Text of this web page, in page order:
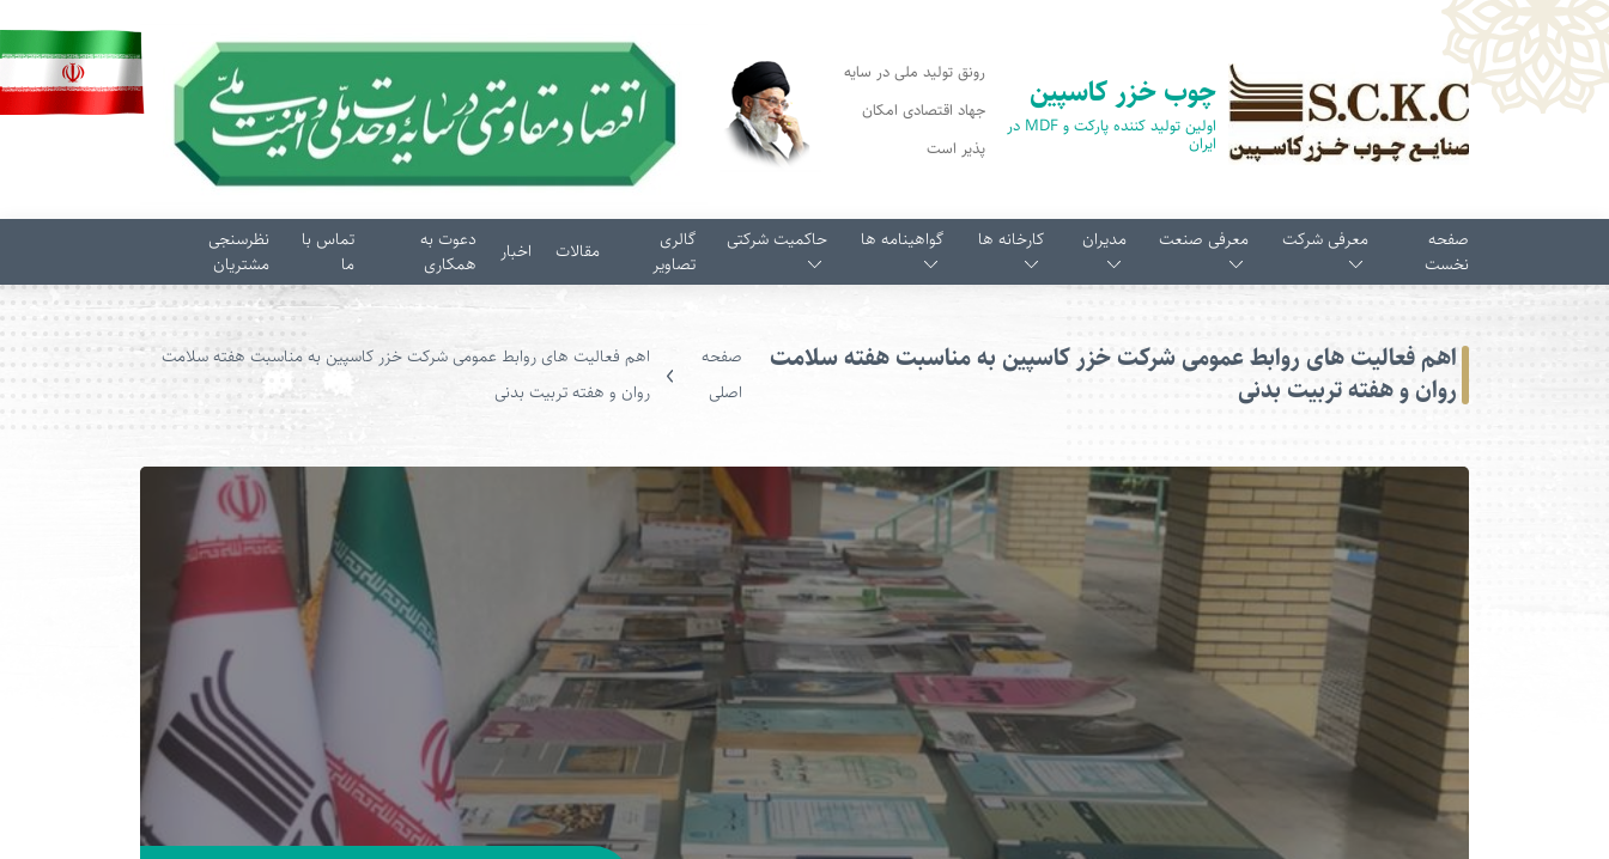
چوب خزر کاسپین
اولین تولید کننده پارکت و MDF در
ایران
رونق تولید ملی در سایه
جهاد اقتصادی امکان
پذیر است
صفحه
نخست
معرفی شرکت معرفی صنعت مدیران کارخانه ها گواهینامه ها حاکمیت شرکتی
گالری
تصاویر
مقالات اخبار
دعوت به
همکاری
تماس با
ما
نظرسنجی
مشتریان
اهم فعالیت های روابط عمومی شرکت خزر کاسپین به مناسبت هفته سلامت
روان و هفته تربیت بدنی
صفحه
اصلی
اهم فعالیت های روابط عمومی شرکت خزر کاسپین به مناسبت هفته سلامت
روان و هفته تربیت بدنی